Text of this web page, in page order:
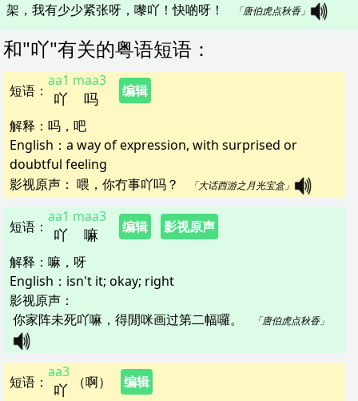
架，我有少少紧张呀，嚟吖！快啲呀！
「唐伯虎点秋香」
和"吖"有关的粤语短语 ：
短语 ： 吖
aa1
吗
maa3
编辑
解释 ： 吗，吧
English： a way of expression, with surprised or
doubtful feeling
影视原声： 喂，你冇事吖吗？ 「大话西游之月光宝盒」
短语 ： 吖
aa1
嘛
maa3
编辑
影视原声
解释 ： 嘛，呀
English： isn't it; okay; right
影视原声：
你家阵未死吖嘛，得閒咪画过第二幅囉。
「唐伯虎点秋香」
短语 ： 吖
aa3
（啊）
编辑